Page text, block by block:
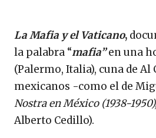
La Mafia y el Vaticano,
la palabra “mafia”en una
(Palermo, Italia), cuna de
mexicanos -como el de
Nostra en México (1938-
Alberto Cedillo).